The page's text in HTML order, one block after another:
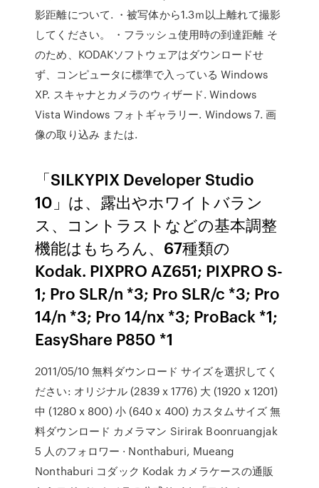
影距離について. ・被写体から1.3ｍ以上離れて撮影
してください。 ・フラッシュ使用時の到達距離 そ
のため、KODAKソフトウェアはダウンロードせ
ず、コンピュータに標準で入っている Windows
XP. スキャナとカメラのウィザード. Windows
Vista Windows フォトギャラリー. Windows 7. 画
像の取り込み または.
「SILKYPIX Developer Studio
10」は、露出やホワイトバラン
ス、コントラストなどの基本調整
機能はもちろん、67種類の
Kodak. PIXPRO AZ651; PIXPRO S-
1; Pro SLR/n *3; Pro SLR/c *3; Pro
14/n *3; Pro 14/nx *3; ProBack *1;
EasyShare P850 *1
2011/05/10 無料ダウンロード サイズを選択してく
ださい: オリジナル (2839 x 1776) 大 (1920 x 1201)
中 (1280 x 800) 小 (640 x 400) カスタムサイズ 無
料ダウンロード カメラマン Sirirak Boonruangjak
5 人のフォロワー · Nonthaburi, Mueang
Nonthaburi コダック Kodak カメラケースの通販